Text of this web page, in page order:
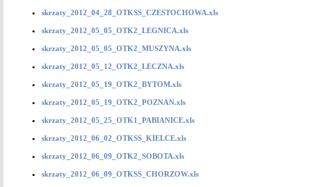
skrzaty_2012_04_28_OTKSS_CZESTOCHOWA.xls
skrzaty_2012_05_05_OTK2_LEGNICA.xls
skrzaty_2012_05_05_OTK2_MUSZYNA.xls
skrzaty_2012_05_12_OTK2_LECZNA.xls
skrzaty_2012_05_19_OTK2_BYTOM.xls
skrzaty_2012_05_19_OTK2_POZNAN.xls
skrzaty_2012_05_25_OTK1_PABIANICE.xls
skrzaty_2012_06_02_OTKSS_KIELCE.xls
skrzaty_2012_06_09_OTK2_SOBOTA.xls
skrzaty_2012_06_09_OTKSS_CHORZOW.xls